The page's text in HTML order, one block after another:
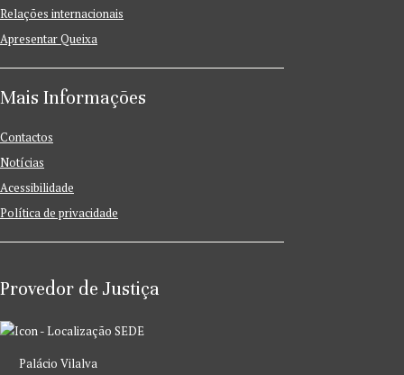
Relações internacionais
Apresentar Queixa
Mais Informações
Contactos
Notícias
Acessibilidade
Política de privacidade
Provedor de Justiça
SEDE
Palácio Vilalva